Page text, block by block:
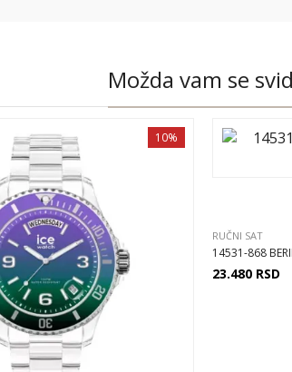
Možda vam se
10%
RUČNI SAT
14531-868
23.480 RSD